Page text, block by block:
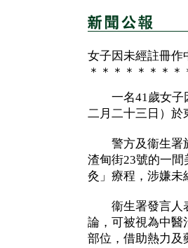
女子因未經註冊作
＊＊＊＊＊＊＊＊
一名41歲女子因
二月二十三日）於
警方及衞生署於
渣甸街23號的一
灸」療程，涉嫌未
衞生署發言人表
論，可被視為中醫
部位，借助熱力及